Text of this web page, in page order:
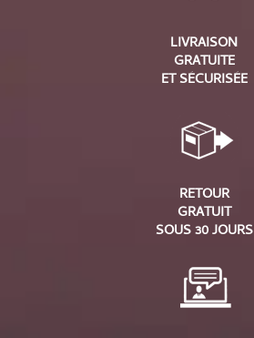
LIVRAISON
GRATUITE
ET SÉCURISÉE
RETOUR
GRATUIT
SOUS 30 JOURS